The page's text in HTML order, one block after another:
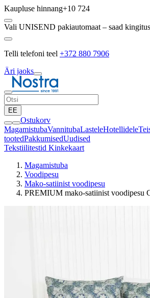
Kaupluse hinnang+10 724
Vali UNISEND pakiautomaat – saad
Telli telefoni teel +372 880 7906
Äri jaoks
EE
Ostukorv
MagamistubaVannitubaLasteleHotellidele
tootedPakkumisedUudised
Tekstiilitestid Kinkekaart
Magamistuba
Voodipesu
Mako-satiinist voodipesu
PREMIUM mako-satiinist voodipesu